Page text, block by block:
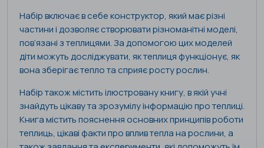
Набір включає в себе конструктор, який має різні
частини і дозволяє створювати різноманітні моделі,
пов’язані з теплицями. За допомогою цих моделей
діти можуть досліджувати, як теплиця функціонує, як
вона зберігає тепло та сприяє росту рослин.
Набір також містить ілюстровану книгу, в якій учні
знайдуть цікаву та зрозумілу інформацію про теплиці.
Книга містить пояснення основних принципів роботи
теплиць, цікаві факти про вплив тепла на рослини, а